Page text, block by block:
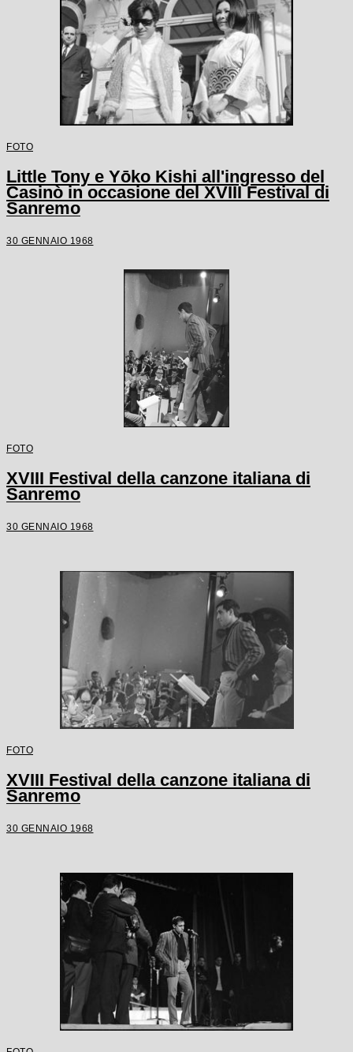
FOTO
Little Tony e Yōko Kishi all'ingresso del
Casinò in occasione del XVIII Festival di
Sanremo
30 GENNAIO 1968
FOTO
XVIII Festival della canzone italiana di
Sanremo
30 GENNAIO 1968
FOTO
XVIII Festival della canzone italiana di
Sanremo
30 GENNAIO 1968